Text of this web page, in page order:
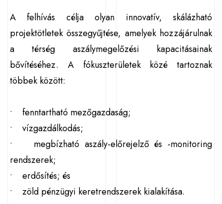
A felhívás célja olyan innovatív, skálázható
projektötletek összegyűjtése, amelyek hozzájárulnak
a térség aszálymegelőzési kapacitásainak
bővítéséhez. A fókuszterületek közé tartoznak
többek között:
• fenntartható mezőgazdaság;
• vízgazdálkodás;
• megbízható aszály-előrejelző és -monitoring
rendszerek;
• erdősítés; és
• zöld pénzügyi keretrendszerek kialakítása.